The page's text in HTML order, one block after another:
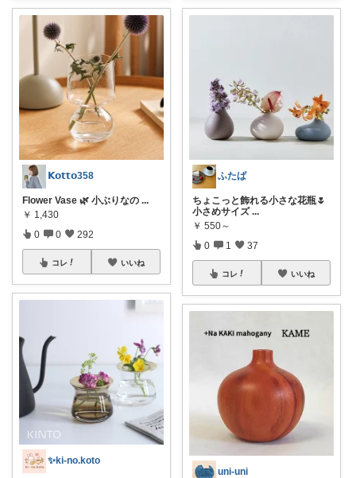
𝗞𝗼𝘁𝘁𝗼358
Flower Vase 🌿 小ぶりなの ...
￥ 1,430
0 0 292
コレ いいね
✨️ki-no.koto
ふたば
ちょこっと飾れる小さな花瓶🌷
小さめサイズ ...
￥ 550～
0 1 37
コレ いいね
uni-uni